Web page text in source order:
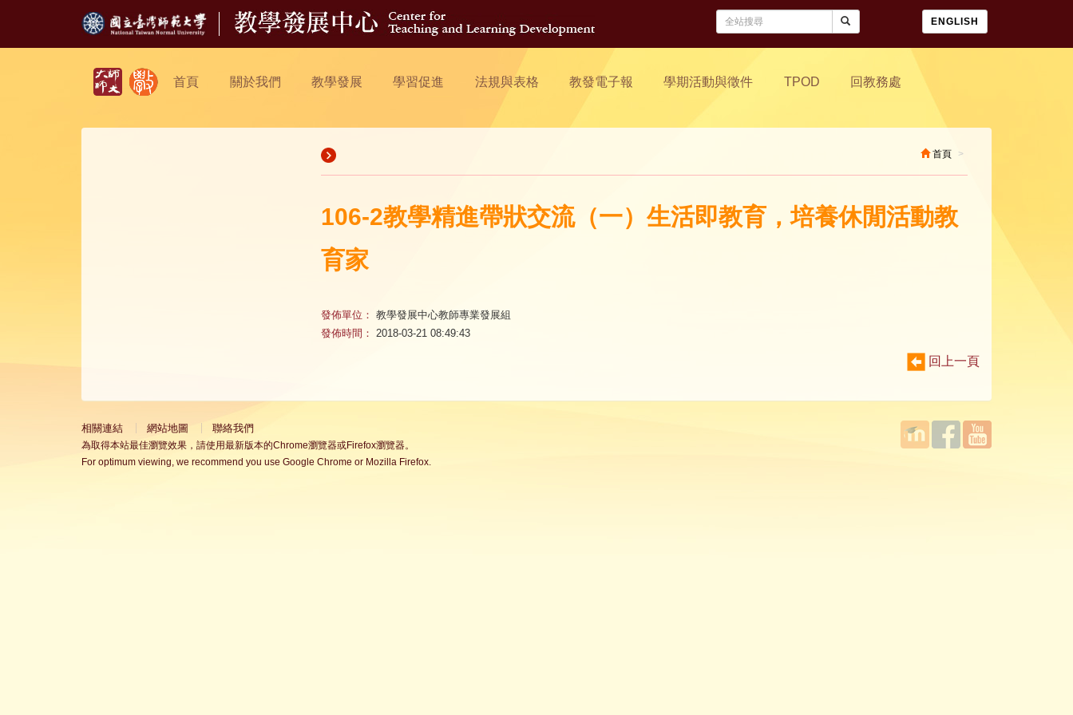
ENGLISH
首頁 關於我們 教學發展 學習促進 法規與表格 教發電子報 學期活動與徵件 TPOD 回教務處
首頁
106-2教學精進帶狀交流（一）生活即教育，培養休閒活動教
育家
發佈單位： 教學發展中心教師專業發展組
發佈時間： 2018-03-21 08:49:43
回上一頁
相關連結 網站地圖 聯絡我們
為取得本站最佳瀏覽效果，請使用最新版本的Chrome瀏覽器或Firefox瀏覽器。
For optimum viewing, we recommend you use Google Chrome or Mozilla Firefox.